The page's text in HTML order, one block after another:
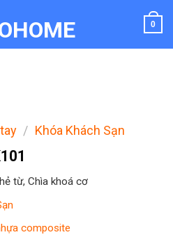
0
/ Khóa Khách Sạn
từ, Chìa khoá cơ
composite